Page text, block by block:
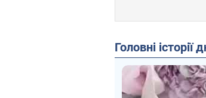
Головні історії